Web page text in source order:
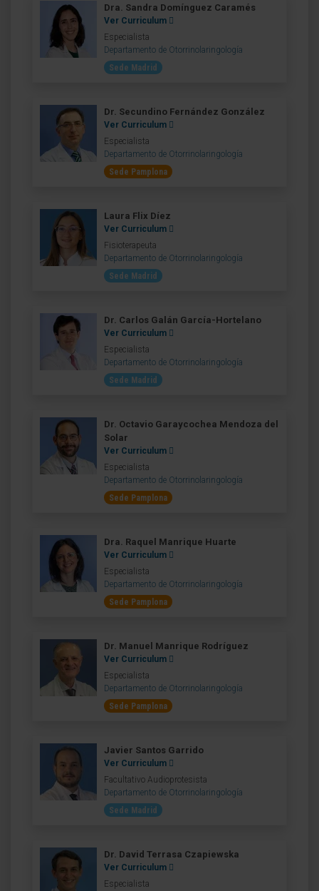
Dra. Sandra Domínguez Caramés
Ver Curriculum
Especialista
Departamento de Otorrinolaringología
Sede Madrid
Dr. Secundino Fernández González
Ver Curriculum
Especialista
Departamento de Otorrinolaringología
Sede Pamplona
Laura Flix Díez
Ver Curriculum
Fisioterapeuta
Departamento de Otorrinolaringología
Sede Madrid
Dr. Carlos Galán García-Hortelano
Ver Curriculum
Especialista
Departamento de Otorrinolaringología
Sede Madrid
Dr. Octavio Garaycochea Mendoza del
Solar
Ver Curriculum
Especialista
Departamento de Otorrinolaringología
Sede Pamplona
Dra. Raquel Manrique Huarte
Ver Curriculum
Especialista
Departamento de Otorrinolaringología
Sede Pamplona
Dr. Manuel Manrique Rodríguez
Ver Curriculum
Especialista
Departamento de Otorrinolaringología
Sede Pamplona
Javier Santos Garrido
Ver Curriculum
Facultativo Audioprotesista
Departamento de Otorrinolaringología
Sede Madrid
Dr. David Terrasa Czapiewska
Ver Curriculum
Especialista